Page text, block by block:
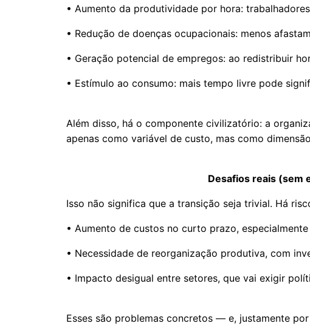
• Aumento da produtividade por hora:
• Redução de doenças ocupacionais: menos
• Geração potencial de empregos: ao redistribuir
• Estímulo ao consumo: mais tempo livre pode
Além disso, há o componente civilizatório: a
apenas como variável de custo, mas como
Desafios reais (sem
Isso não significa que a transição seja trivial. Há
• Aumento de custos no curto prazo,
• Necessidade de reorganização produtiva, com
• Impacto desigual entre setores, que vai exigir
Esses são problemas concretos — e, justamente